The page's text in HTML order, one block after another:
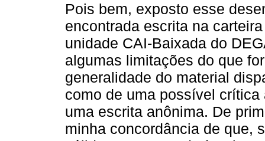
Pois bem, exposto esse
encontrada escrita na
unidade CAI-Baixada do
algumas limitações do que
generalidade do material
como de uma possível
uma escrita anônima. De
minha concordância de que,